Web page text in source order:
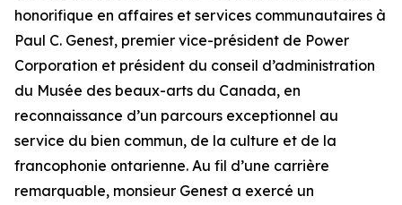
honorifique en affaires et services communautaires à
Paul C. Genest, premier vice-président de Power
Corporation et président du conseil d’administration
du Musée des beaux-arts du Canada, en
reconnaissance d’un parcours exceptionnel au
service du bien commun, de la culture et de la
francophonie ontarienne. Au fil d’une carrière
remarquable, monsieur Genest a exercé un